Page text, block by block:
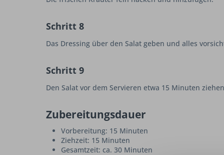
Schritt 8
Das Dressing über den Salat geben und alles
Schritt 9
Den Salat vor dem Servieren etwa 15 Minuten
Zubereitungsdauer
Vorbereitung: 15 Minuten
Ziehzeit: 15 Minuten
Gesamtzeit: ca. 30 Minuten